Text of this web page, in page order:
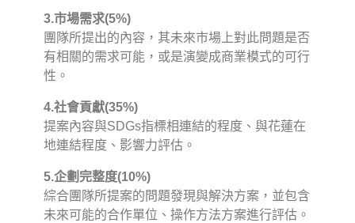
3.市場需求(5%)
團隊所提出的內容，其未來市場上對此問題是否
有相關的需求可能，或是演變成商業模式的可行
性。
4.社會貢獻(35%)
提案內容與SDGs指標相連結的程度、與花蓮在
地連結程度、影響力評估。
5.企劃完整度(10%)
綜合團隊所提案的問題發現與解決方案，並包含
未來可能的合作單位、操作方法方案進行評估。